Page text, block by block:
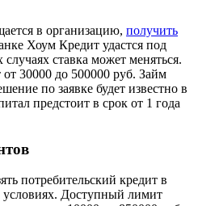
в организацию, получить
Хоум Кредит удастся под
ставка может меняться.
от 30000 до 500000 руб. Займ
по заявке будет известно в
предстоит в срок от 1 года
потребительский кредит в
Доступный лимит